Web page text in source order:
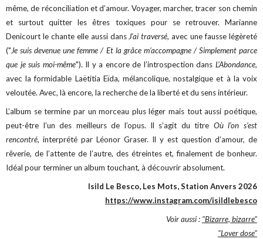
même, de réconciliation et d’amour. Voyager, marcher, tracer son chemin
et surtout quitter les êtres toxiques pour se retrouver. Marianne
Denicourt le chante elle aussi dans J’ai traversé, avec une fausse légèreté
("Je suis devenue une femme / Et la grâce m’accompagne / Simplement parce
que je suis moi-même"). Il y a encore de l’introspection dans L’Abondance,
avec la formidable Laëtitia Eïda, mélancolique, nostalgique et à la voix
veloutée. Avec, là encore, la recherche de la liberté et du sens intérieur.
L’album se termine par un morceau plus léger mais tout aussi poétique,
peut-être l’un des meilleurs de l’opus. Il s’agit du titre Où l’on s’est
rencontré, interprété par Léonor Graser. Il y est question d’amour, de
rêverie, de l’attente de l’autre, des étreintes et, finalement de bonheur.
Idéal pour terminer un album touchant, à découvrir absolument.
Isild Le Besco, Les Mots, Station Anvers 2026
https://www.instagram.com/isildlebesco
Voir aussi : "Bizarre, bizarre"
"Lover dose"